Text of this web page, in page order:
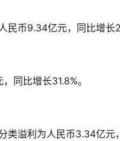
民币9.34亿元，同比增长
同比增长31.8%。
类溢利为人民币3.34亿元